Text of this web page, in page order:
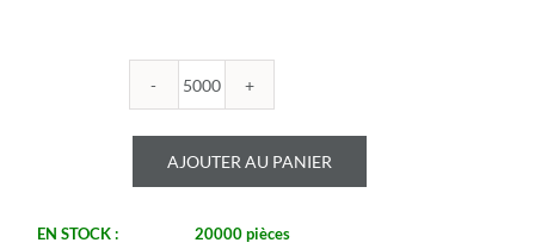
quantité
ROYALOHM
-
R0603B
1%
AJOUTER AU PANIER
EN STOCK : 20000 pièces